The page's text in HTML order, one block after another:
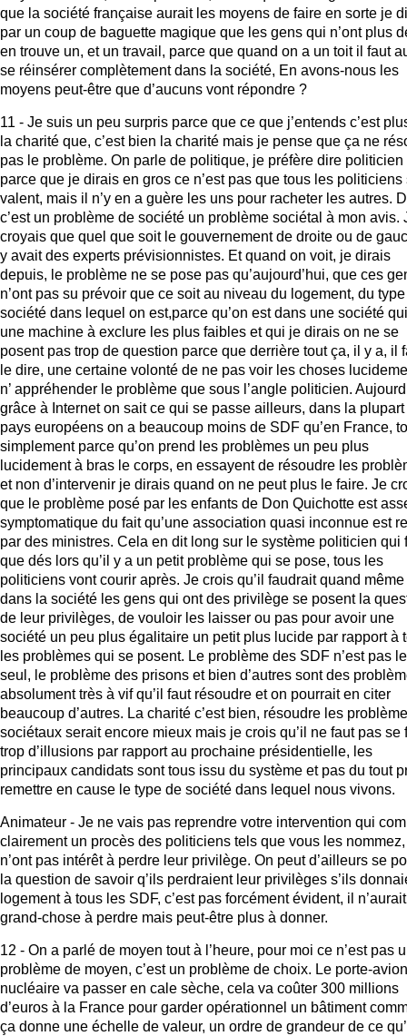
que la société française aurait les moyens de faire en sorte je
par un coup de baguette magique que les gens qui n’ont plus
en trouve un, et un travail, parce que quand on a un toit il faut
se réinsérer complètement dans la société, En avons-nous les
moyens peut-être que d’aucuns vont répondre ?
11 - Je suis un peu surpris parce que ce que j’entends c’est
la charité que, c’est bien la charité mais je pense que ça ne
pas le problème. On parle de politique, je préfère dire politicien
parce que je dirais en gros ce n’est pas que tous les politiciens
valent, mais il n’y en a guère les uns pour racheter les autres.
c’est un problème de société un problème sociétal à mon avis.
croyais que quel que soit le gouvernement de droite ou de
y avait des experts prévisionnistes. Et quand on voit, je dirais
depuis, le problème ne se pose pas qu’aujourd’hui, que ces
n’ont pas su prévoir que ce soit au niveau du logement, du
société dans lequel on est,parce qu’on est dans une société
une machine à exclure les plus faibles et qui je dirais on ne se
posent pas trop de question parce que derrière tout ça, il y a, il
le dire, une certaine volonté de ne pas voir les choses
n’ appréhender le problème que sous l’angle politicien.
grâce à Internet on sait ce qui se passe ailleurs, dans la
pays européens on a beaucoup moins de SDF qu’en France,
simplement parce qu’on prend les problèmes un peu plus
lucidement à bras le corps, en essayent de résoudre les
et non d’intervenir je dirais quand on ne peut plus le faire. Je
que le problème posé par les enfants de Don Quichotte est
symptomatique du fait qu’une association quasi inconnue est
par des ministres. Cela en dit long sur le système politicien qui
que dés lors qu’il y a un petit problème qui se pose, tous les
politiciens vont courir après. Je crois qu’il faudrait quand
dans la société les gens qui ont des privilège se posent la
de leur privilèges, de vouloir les laisser ou pas pour avoir une
société un peu plus égalitaire un petit plus lucide par rapport à
les problèmes qui se posent. Le problème des SDF n’est pas le
seul, le problème des prisons et bien d’autres sont des
absolument très à vif qu’il faut résoudre et on pourrait en citer
beaucoup d’autres. La charité c’est bien, résoudre les
sociétaux serait encore mieux mais je crois qu’il ne faut pas se
trop d’illusions par rapport au prochaine présidentielle, les
principaux candidats sont tous issu du système et pas du tout
remettre en cause le type de société dans lequel nous vivons.
Animateur - Je ne vais pas reprendre votre intervention qui
clairement un procès des politiciens tels que vous les
n’ont pas intérêt à perdre leur privilège. On peut d’ailleurs se
la question de savoir q’ils perdraient leur privilèges s’ils
logement à tous les SDF, c’est pas forcément évident, il
grand-chose à perdre mais peut-être plus à donner.
12 - On a parlé de moyen tout à l’heure, pour moi ce n’est pas
problème de moyen, c’est un problème de choix. Le porte-
nucléaire va passer en cale sèche, cela va coûter 300 millions
d’euros à la France pour garder opérationnel un bâtiment
ça donne une échelle de valeur, un ordre de grandeur de ce